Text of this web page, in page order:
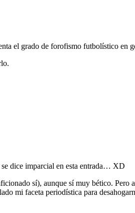
el grado de forofismo futbolístico en
dice imparcial en esta entrada… XD
sí), aunque sí muy bético.
mi faceta periodística para